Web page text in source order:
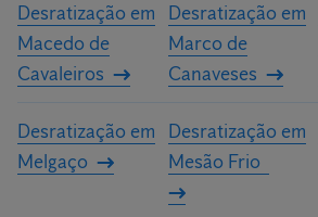
Desratização em
Macedo de
Cavaleiros
Desratização em
Marco de
Canaveses
Desratização em
Melgaço
Desratização em
Mesão Frio